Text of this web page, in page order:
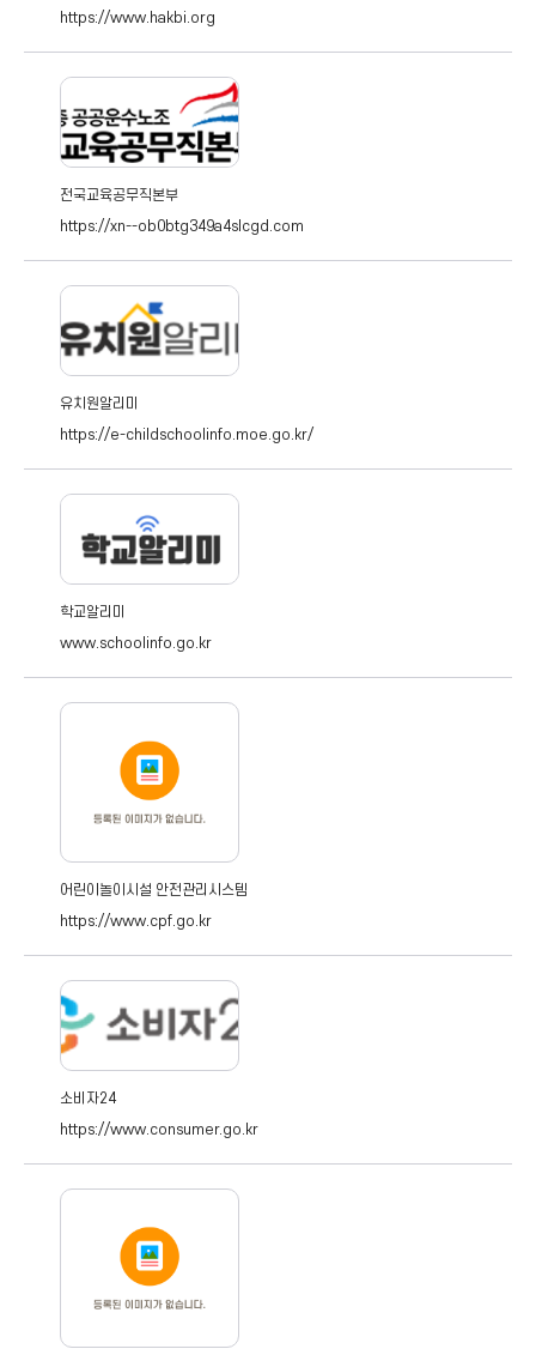
https://www.hakbi.org
전국교육공무직본부
https://xn--ob0btg349a4slcgd.com
유치원알리미
https://e-childschoolinfo.moe.go.kr/
학교알리미
www.schoolinfo.go.kr
어린이놀이시설 안전관리시스템
https://www.cpf.go.kr
소비자24
https://www.consumer.go.kr